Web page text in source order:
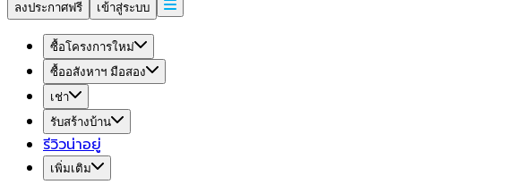
ลงประกาศฟรี เข้าสู่ระบบ
ซื้อโครงการใหม่
ซื้ออสังหาฯ มือสอง
เช่า
รับสร้างบ้าน
รีวิวน่าอยู่
เพิ่มเติม